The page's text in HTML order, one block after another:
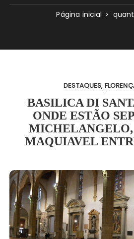
Página inicial
DESTAQUES
BASILICA DI
ONDE ESTÃO
MAQUIAVEL